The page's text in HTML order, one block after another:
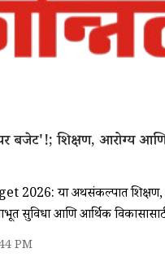
बजेट'!; शिक्षण, आरोग्य आणि
या अर्थसंकल्पात शिक्षण,
सुविधा आणि आर्थिक
आली. तसेच 2036 पर्यंत तमिळनाडूला
PM